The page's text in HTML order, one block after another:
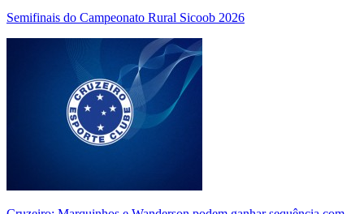
Semifinais do Campeonato Rural Sicoob 2026